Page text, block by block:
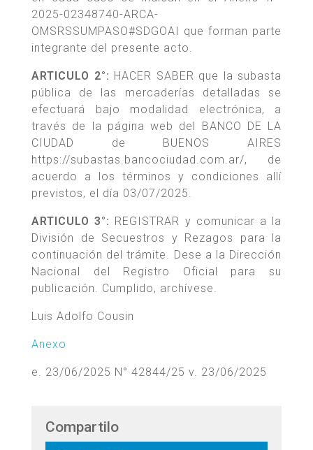
2025-02348740-ARCA-
OMSRSSUMPASO#SDGOAI que forman parte
integrante del presente acto.
ARTICULO 2°: HACER SABER que la subasta
pública de las mercaderías detalladas se
efectuará bajo modalidad electrónica, a
través de la página web del BANCO DE LA
CIUDAD de BUENOS AIRES
https://subastas.bancociudad.com.ar/, de
acuerdo a los términos y condiciones allí
previstos, el día 03/07/2025.
ARTICULO 3°: REGISTRAR y comunicar a la
División de Secuestros y Rezagos para la
continuación del trámite. Dese a la Dirección
Nacional del Registro Oficial para su
publicación. Cumplido, archívese.
Luis Adolfo Cousin
Anexo
e. 23/06/2025 N° 42844/25 v. 23/06/2025
Compartilo